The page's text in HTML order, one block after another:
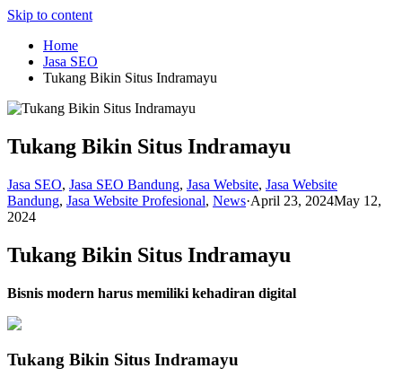
Skip to content
Home
Jasa SEO
Tukang Bikin Situs Indramayu
Tukang Bikin Situs Indramayu
Jasa SEO, Jasa SEO Bandung, Jasa Website, Jasa Website
Bandung, Jasa Website Profesional, News·April 23, 2024May 12,
2024
Tukang Bikin Situs Indramayu
Bisnis modern harus memiliki kehadiran digital
Tukang Bikin Situs Indramayu